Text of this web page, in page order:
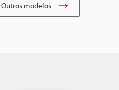
Outros modelos